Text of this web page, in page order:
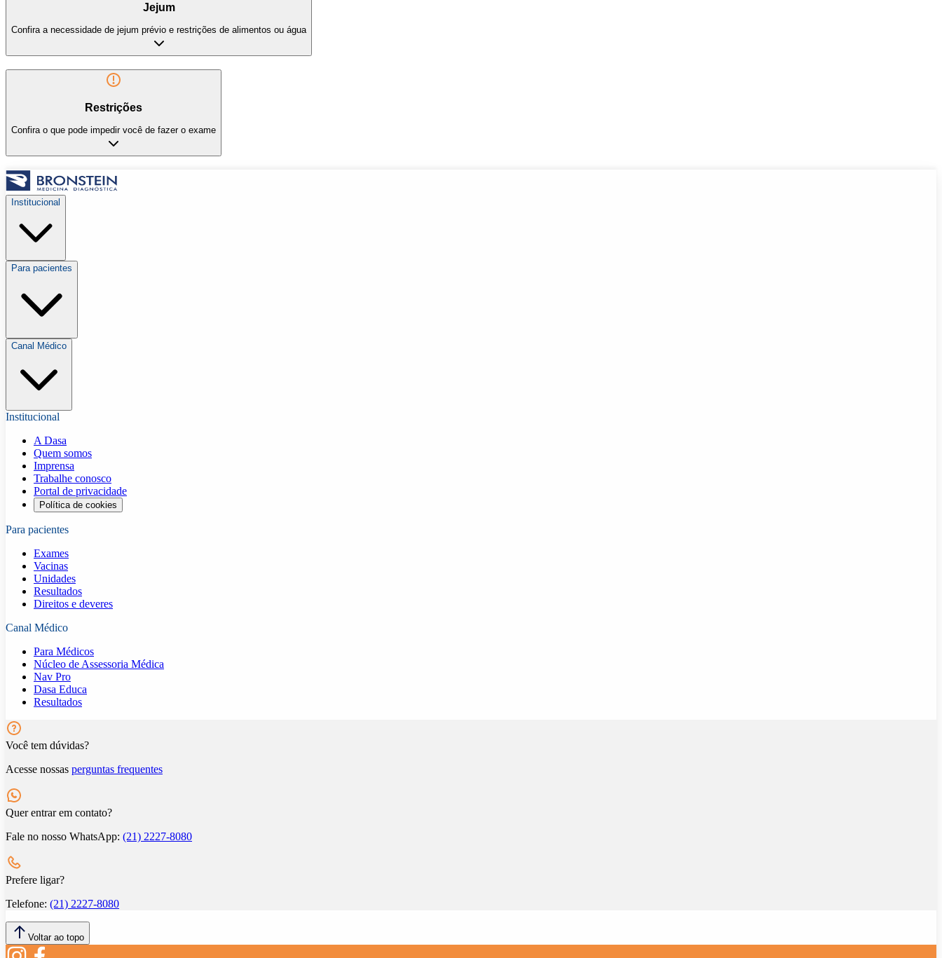
Jejum
Confira a necessidade de jejum prévio e restrições de alimentos ou água
Restrições
Confira o que pode impedir você de fazer o exame
Institucional
Para pacientes
Canal Médico
Institucional
A Dasa
Quem somos
Imprensa
Trabalhe conosco
Portal de privacidade
Política de cookies
Para pacientes
Exames
Vacinas
Unidades
Resultados
Direitos e deveres
Canal Médico
Para Médicos
Núcleo de Assessoria Médica
Nav Pro
Dasa Educa
Resultados
Você tem dúvidas?
Acesse nossas perguntas frequentes
Quer entrar em contato?
Fale no nosso WhatsApp: (21) 2227-8080
Prefere ligar?
Telefone: (21) 2227-8080
Voltar ao topo